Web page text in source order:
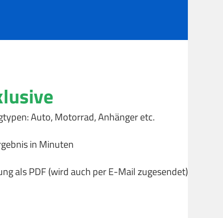
Auto, Motorrad, Anhänger etc.
in Minuten
als PDF (wird auch per E-Mail zugesendet)